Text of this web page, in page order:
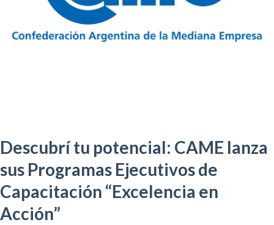
Descubrí tu potencial: CAME lanza
sus Programas Ejecutivos de
Capacitación “Excelencia en
Acción”